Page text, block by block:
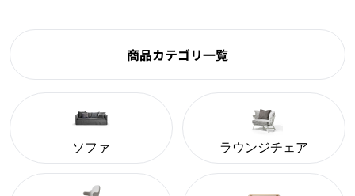
商品カテゴリ一覧
ソファ ラウンジチェア